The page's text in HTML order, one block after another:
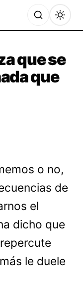
que se
que
o no,
de
el
dicho que
le duele